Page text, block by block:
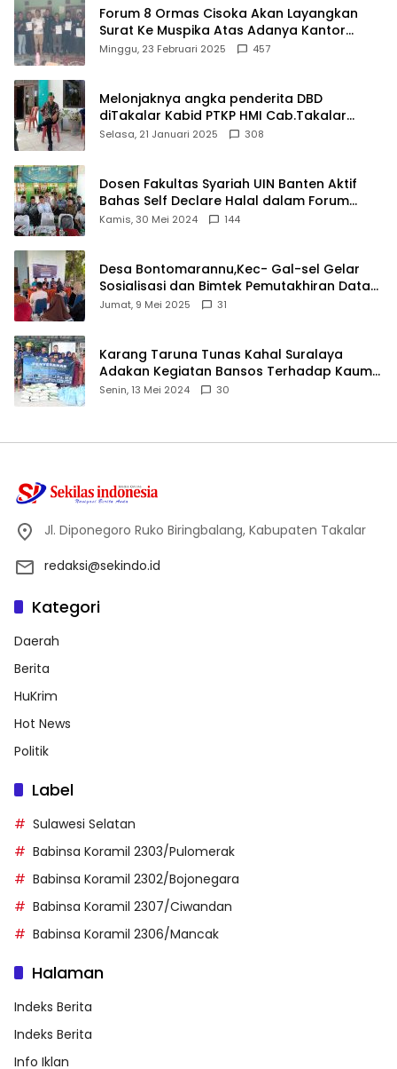
Forum 8 Ormas Cisoka Akan Layangkan
Surat Ke Muspika Atas Adanya Kantor
Matel di Cisoka
Minggu, 23 Februari 2025 457
Melonjaknya angka penderita DBD
diTakalar Kabid PTKP HMI Cab.Takalar
angkat bicara
Selasa, 21 Januari 2025 308
Dosen Fakultas Syariah UIN Banten Aktif
Bahas Self Declare Halal dalam Forum
Ijtima Ulama MUI
Kamis, 30 Mei 2024 144
Desa Bontomarannu,Kec- Gal-sel Gelar
Sosialisasi dan Bimtek Pemutakhiran Data
ID
Jumat, 9 Mei 2025 31
Karang Taruna Tunas Kahal Suralaya
Adakan Kegiatan Bansos Terhadap Kaum
Dhuafa dan Anak Yatim-Piatu
Senin, 13 Mei 2024 30
Jl. Diponegoro Ruko Biringbalang, Kabupaten Takalar
redaksi@sekindo.id
Kategori
Daerah
Berita
HuKrim
Hot News
Politik
Label
Sulawesi Selatan
Babinsa Koramil 2303/Pulomerak
Babinsa Koramil 2302/Bojonegara
Babinsa Koramil 2307/Ciwandan
Babinsa Koramil 2306/Mancak
Halaman
Indeks Berita
Indeks Berita
Info Iklan